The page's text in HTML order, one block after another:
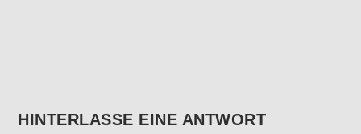
HINTERLASSE EINE ANTWORT